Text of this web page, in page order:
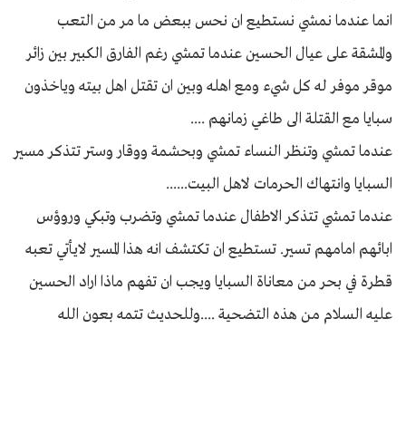
انما عندما نمشي نستطيع ان نحس ببعض ما مر من التعب
والمشقة على عيال الحسين عندما تمشي رغم الفارق الكبير بين زائر
موقر موفر له كل شيء ومع اهله وبين ان تقتل اهل بيته وياخذون
سبايا مع القتلة الى طاغي زمانهم ....
عندما تمشي وتنظر النساء تمشي وبحشمة ووقار وستر تتذكر مسير
السبايا وانتهاك الحرمات لاهل البيت......
عندما تمشي تتذكر الاطفال عندما تمشي وتضرب وتبكي وروؤس
ابائهم امامهم تسير. تستطيع ان تكتشف انه هذا المسير لايأتي تعبه
قطرة في بحر من معاناة السبايا ويجب ان تفهم ماذا اراد الحسين
عليه السلام من هذه التضحية ....وللحديث تتمه بعون الله